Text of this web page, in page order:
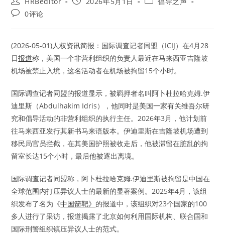
author:
Post0评论
(2026-05-01)人权资讯简报：国际调查记者同盟（ICIJ）在4月28
日报道称，美国一个非营利组织的负责人最近在马来西亚吉隆坡
机场被禁止入境，这名活动者在机场被拘留15个小时。
国际调查记者同盟的报道显示，被羁押者名叫阿卜杜拉哈克姆.伊
迪里斯（Abdulhakim Idris），他同时是美国一家有关维吾尔研
究和倡导活动的非营利组织的执行主任。2026年3月，他计划前
往马来西亚发行其新书马来语版本。伊迪里斯在吉隆坡机场遭到
移民局官员拦截，在其美国护照被收走后，他被滞留在脏乱的拘
留室长达15个小时，最后他被逐出离境。
国际调查记者同盟称，阿卜杜拉哈克姆.伊迪里斯被拘留是中国在
全球范围内打压异议人士的最新的显著案例。2025年4月，该组
织发布了名为《中国箭靶》 的报道中，该组织对23个国家的100
多人进行了采访，报道揭露了北京如何利用国际机构、联合国和
国际刑警组织镇压异议人士的范式。